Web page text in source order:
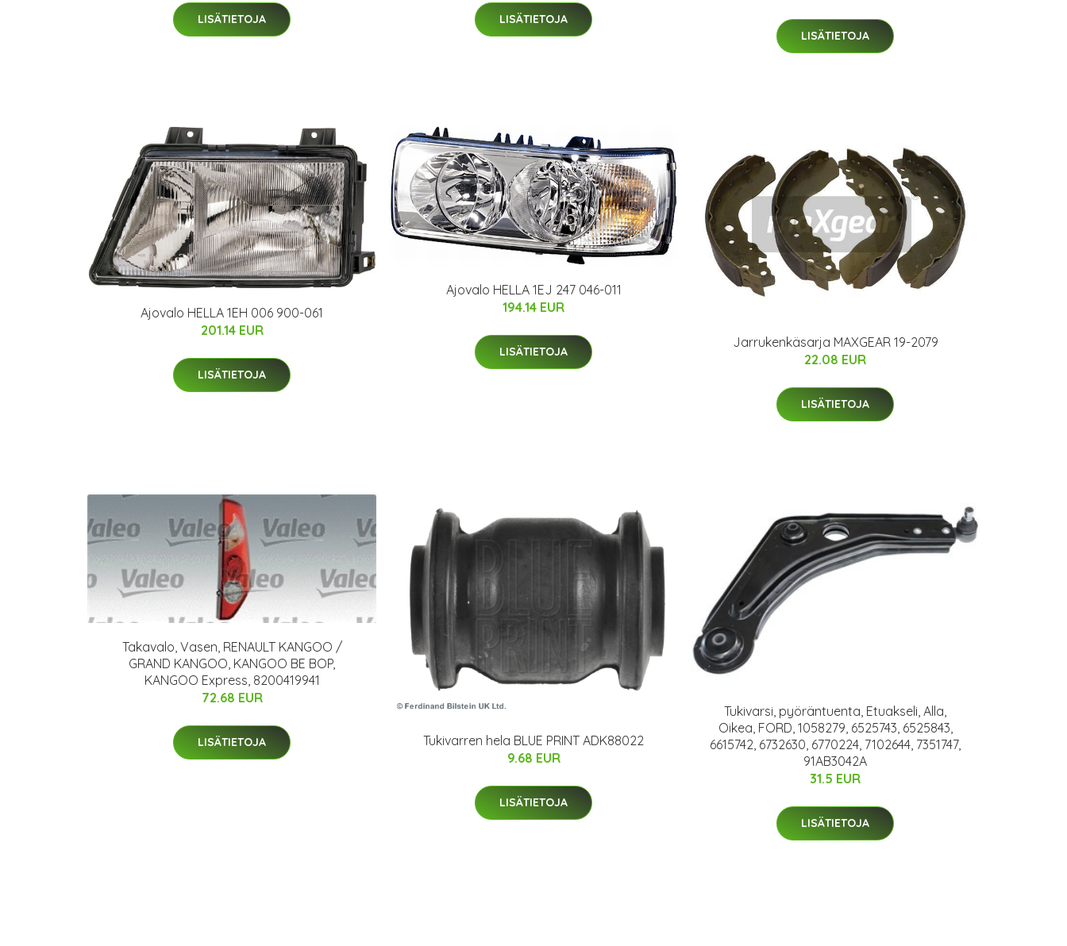
LISÄTIETOJA LISÄTIETOJA
LISÄTIETOJA
Ajovalo HELLA 1EH 006 900-061
201.14 EUR
LISÄTIETOJA
Ajovalo HELLA 1EJ 247 046-011
194.14 EUR
LISÄTIETOJA
Jarrukenkäsarja MAXGEAR 19-2079
22.08 EUR
LISÄTIETOJA
Takavalo, Vasen, RENAULT KANGOO /
GRAND KANGOO, KANGOO BE BOP,
KANGOO Express, 8200419941
72.68 EUR
LISÄTIETOJA
Tukivarren hela BLUE PRINT ADK88022
9.68 EUR
LISÄTIETOJA
Tukivarsi, pyöräntuenta, Etuakseli, Alla,
Oikea, FORD, 1058279, 6525743, 6525843,
6615742, 6732630, 6770224, 7102644, 7351747,
91AB3042A
31.5 EUR
LISÄTIETOJA